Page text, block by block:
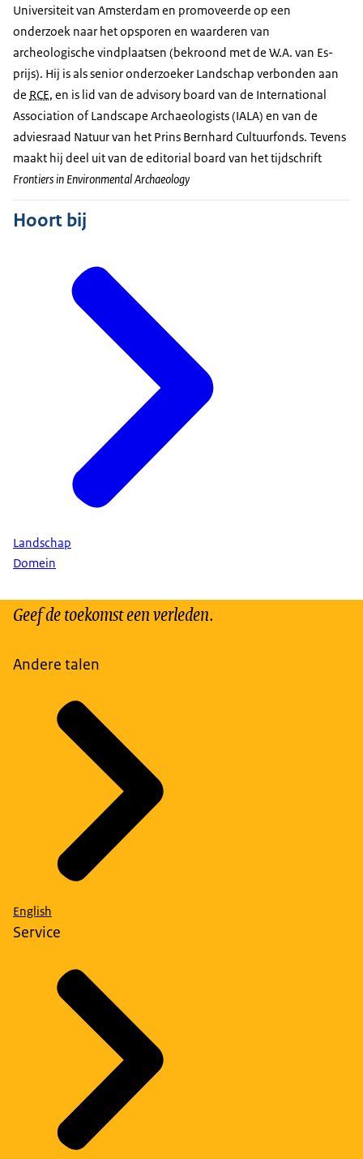
Universiteit van Amsterdam en promoveerde op een
onderzoek naar het opsporen en waarderen van
archeologische vindplaatsen (bekroond met de W.A. van Es-
prijs). Hij is als senior onderzoeker Landschap verbonden aan
de RCE, en is lid van de advisory board van de International
Association of Landscape Archaeologists (IALA) en van de
adviesraad Natuur van het Prins Bernhard Cultuurfonds. Tevens
maakt hij deel uit van de editorial board van het tijdschrift
Frontiers in Environmental Archaeology
Hoort bij
Landschap
Domein
Geef de toekomst een verleden.
Andere talen
English
Service